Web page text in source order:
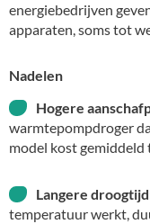
energiebedrijven
apparaten, soms tot
Nadelen
Hogere
warmtepompdroger
model kost gemiddeld
Langere
temperatuur werkt,